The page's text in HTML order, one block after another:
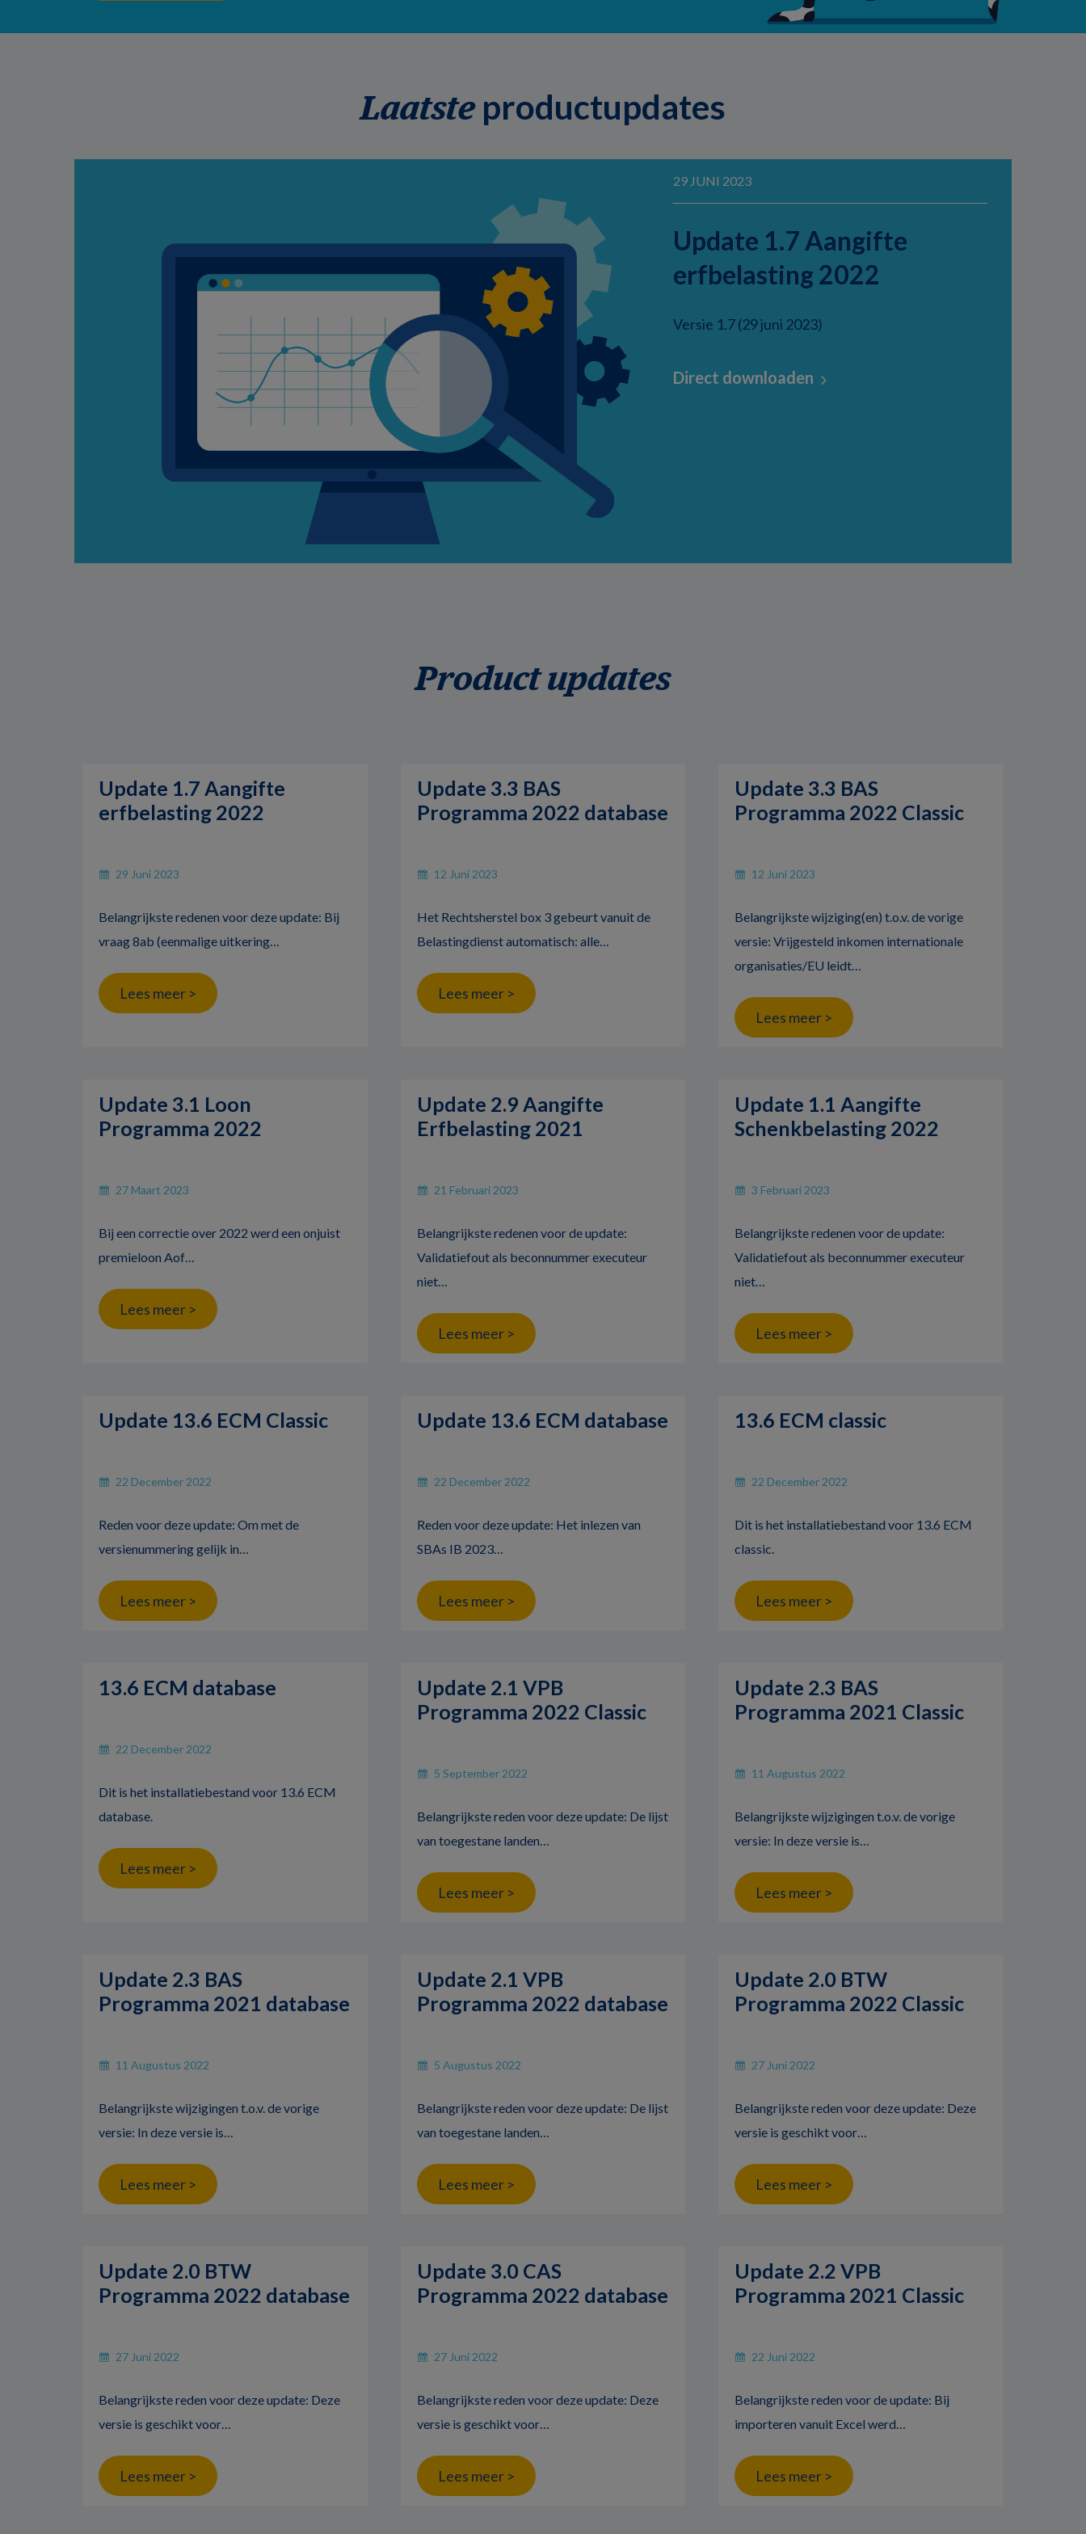
Laatsteproductupdates
29 JUNI 2023
Update 1.7 Aangifte
erfbelasting 2022
Versie 1.7 (29 juni 2023)
Direct downloaden
Product updates
Update 1.7 Aangifte
erfbelasting 2022
29 Juni 2023
Belangrijkste redenen voor deze update: Bij
vraag 8ab (eenmalige uitkering…
Lees meer >
Update 3.3 BAS
Programma 2022 database
12 Juni 2023
Het Rechtsherstel box 3 gebeurt vanuit de
Belastingdienst automatisch: alle…
Lees meer >
Update 3.3 BAS
Programma 2022 Classic
12 Juni 2023
Belangrijkste wijziging(en) t.o.v. de vorige
versie: Vrijgesteld inkomen internationale
organisaties/EU leidt…
Lees meer >
Update 3.1 Loon
Programma 2022
27 Maart 2023
Bij een correctie over 2022 werd een onjuist
premieloon Aof…
Lees meer >
Update 2.9 Aangifte
Erfbelasting 2021
21 Februari 2023
Belangrijkste redenen voor de update:
Validatiefout als beconnummer executeur
niet…
Lees meer >
Update 1.1 Aangifte
Schenkbelasting 2022
3 Februari 2023
Belangrijkste redenen voor de update:
Validatiefout als beconnummer executeur
niet…
Lees meer >
Update 13.6 ECM Classic
22 December 2022
Reden voor deze update: Om met de
versienummering gelijk in…
Lees meer >
Update 13.6 ECM database
22 December 2022
Reden voor deze update: Het inlezen van
SBAs IB 2023…
Lees meer >
13.6 ECM classic
22 December 2022
Dit is het installatiebestand voor 13.6 ECM
classic.
Lees meer >
13.6 ECM database
22 December 2022
Dit is het installatiebestand voor 13.6 ECM
database.
Lees meer >
Update 2.1 VPB
Programma 2022 Classic
5 September 2022
Belangrijkste reden voor deze update: De lijst
van toegestane landen…
Lees meer >
Update 2.3 BAS
Programma 2021 Classic
11 Augustus 2022
Belangrijkste wijzigingen t.o.v. de vorige
versie: In deze versie is…
Lees meer >
Update 2.3 BAS
Programma 2021 database
11 Augustus 2022
Belangrijkste wijzigingen t.o.v. de vorige
versie: In deze versie is…
Lees meer >
Update 2.1 VPB
Programma 2022 database
5 Augustus 2022
Belangrijkste reden voor deze update: De lijst
van toegestane landen…
Lees meer >
Update 2.0 BTW
Programma 2022 Classic
27 Juni 2022
Belangrijkste reden voor deze update: Deze
versie is geschikt voor…
Lees meer >
Update 2.0 BTW
Programma 2022 database
27 Juni 2022
Belangrijkste reden voor deze update: Deze
versie is geschikt voor…
Lees meer >
Update 3.0 CAS
Programma 2022 database
27 Juni 2022
Belangrijkste reden voor deze update: Deze
versie is geschikt voor…
Lees meer >
Update 2.2 VPB
Programma 2021 Classic
22 Juni 2022
Belangrijkste reden voor de update: Bij
importeren vanuit Excel werd…
Lees meer >